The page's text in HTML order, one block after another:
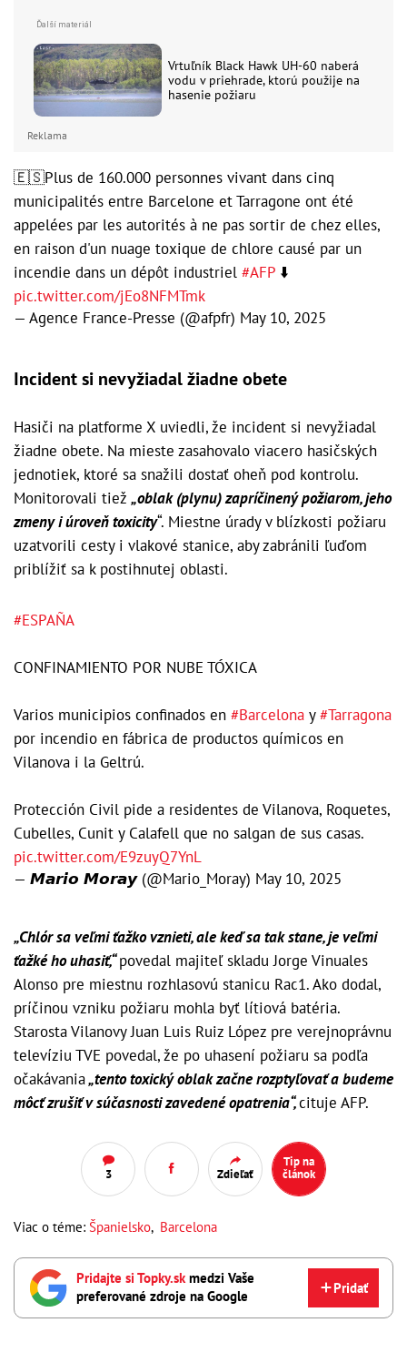
Vrtuľník Black Hawk UH-60 naberá
vodu v priehrade, ktorú použije na
hasenie požiaru
Reklama
🇪🇸Plus de 160.000 personnes vivant dans cinq
municipalités entre Barcelone et Tarragone ont été
appelées par les autorités à ne pas sortir de chez elles,
en raison d'un nuage toxique de chlore causé par un
incendie dans un dépôt industriel #AFP ⬇️
pic.twitter.com/jEo8NFMTmk
— Agence France-Presse (@afpfr) May 10, 2025
Incident si nevyžiadal žiadne obete
Hasiči na platforme X uviedli, že incident si nevyžiadal
žiadne obete. Na mieste zasahovalo viacero hasičských
jednotiek, ktoré sa snažili dostať oheň pod kontrolu.
Monitorovali tiež „oblak (plynu) zapríčinený požiarom, jeho
zmeny i úroveň toxicity“. Miestne úrady v blízkosti požiaru
uzatvorili cesty i vlakové stanice, aby zabránili ľuďom
priblížiť sa k postihnutej oblasti.
#ESPAÑA
CONFINAMIENTO POR NUBE TÓXICA
Varios municipios confinados en #Barcelona y#Tarragona
por incendio en fábrica de productos químicos en
Vilanova i la Geltrú.
Protección Civil pide a residentes de Vilanova, Roquetes,
Cubelles, Cunit y Calafell que no salgan de sus casas.
pic.twitter.com/E9zuyQ7YnL
— 𝙈𝙖𝙧𝙞𝙤 𝙈𝙤𝙧𝙖𝙮 (@Mario_Moray) May 10, 2025
„Chlór sa veľmi ťažko vznieti, ale keď sa tak stane, je veľmi
ťažké ho uhasiť,“povedal majiteľ skladu Jorge Vinuales
Alonso pre miestnu rozhlasovú stanicu Rac1. Ako dodal,
príčinou vzniku požiaru mohla byť lítiová batéria.
Starosta Vilanovy Juan Luis Ruiz López pre verejnoprávnu
televíziu TVE povedal, že po uhasení požiaru sa podľa
očakávania„tento toxický oblak začne rozptyľovať a budeme
môcť zrušiť v súčasnosti zavedené opatrenia“,cituje AFP.
3 Zdieľať
Tip na
článok
Viac o téme: Španielsko, Barcelona
Pridajte si Topky.skmedzi Vaše
preferované zdroje na Google
Pridať